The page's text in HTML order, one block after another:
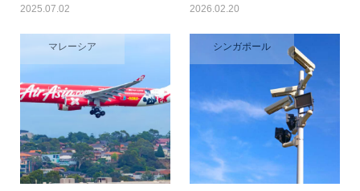
2025.07.02 2026.02.20
マレーシア シンガポール